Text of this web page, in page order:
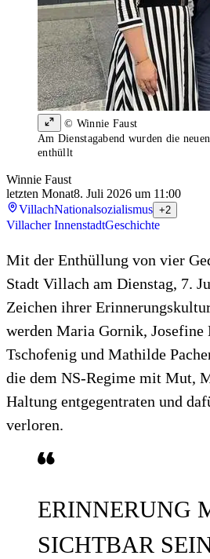
© Winnie Faust
Am Dienstagabend wurden die
enthüllt
Winnie Faust
letzten Monat8. Juli 2026 um 11:00
VillachNationalsozialismus +2
Villacher InnenstadtGeschichte
Mit der Enthüllung von vier
Stadt Villach am Dienstag, 7.
Zeichen ihrer
werden Maria Gornik, Josefine
Tschofenig und Mathilde
die dem NS-Regime mit Mut,
Haltung entgegentraten und
verloren.
ERINNERUNG
SICHTBAR